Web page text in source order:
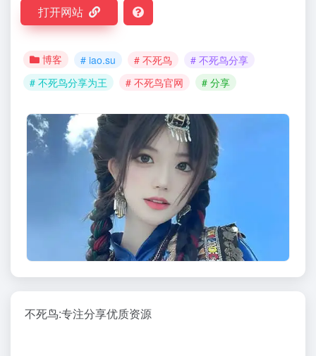
打开网站
博客 # iao.su # 不死鸟
# 不死鸟分享
# 不死鸟分享为王
# 不死鸟官网 # 分享
不死鸟:专注分享优质资源